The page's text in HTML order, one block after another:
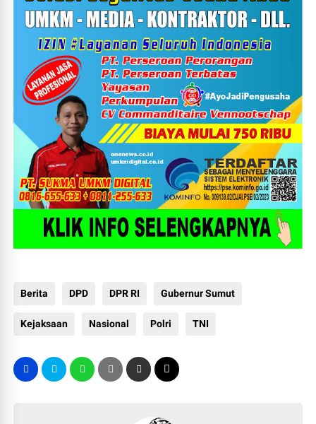
Berita DPD DPR RI Gubernur Sumut
Kejaksaan Nasional Polri TNI